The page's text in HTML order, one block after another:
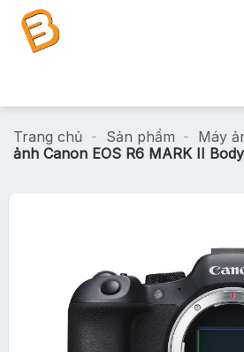
Chuyển
đến
Trang chủ - Sản phẩm - Máy
ảnh Canon EOS R6 MARK II